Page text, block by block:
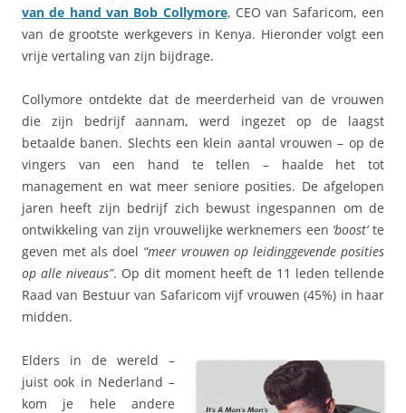
van de hand van Bob Collymore, CEO van Safaricom, een
van de grootste werkgevers in Kenya. Hieronder volgt een
vrije vertaling van zijn bijdrage.
Collymore ontdekte dat de meerderheid van de vrouwen
die zijn bedrijf aannam, werd ingezet op de laagst
betaalde banen. Slechts een klein aantal vrouwen – op de
vingers van een hand te tellen – haalde het tot
management en wat meer seniore posities. De afgelopen
jaren heeft zijn bedrijf zich bewust ingespannen om de
ontwikkeling van zijn vrouwelijke werknemers een ‘boost’te
geven met als doel “meer vrouwen op leidinggevende posities
op alle niveaus”. Op dit moment heeft de 11 leden tellende
Raad van Bestuur van Safaricom vijf vrouwen (45%) in haar
midden.
Elders in de wereld –
juist ook in Nederland –
kom je hele andere